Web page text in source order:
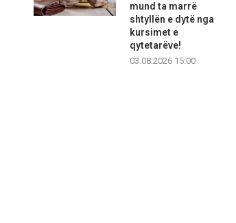
mund ta marrë
shtyllën e dytë nga
kursimet e
qytetarëve!
03.08.2026 15:00